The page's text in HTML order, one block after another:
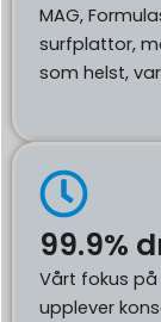
MAG,
surfplattor,
som helst,
99.9%
Vårt fokus
upplever